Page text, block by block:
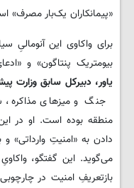
«پیمانکاران یک‌بار مصرف»
برای واکاوی این
بیومتریک پنتاگون» و
یاور، دبیرکل سابق وزارت
جنگ و میزهای
منطقه بوده است. او در
دادن به «امنیتِ
می‌گوید. این گفتگو،
بازتعریفِ امنیت در